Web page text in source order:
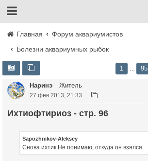
Главная
Форум аквариумистов
Болезни аквариумных рыбок
1 95
Наринэ Житель
27 фев 2013, 21:33
Ихтиофтириоз - стр. 96
Sapozhnikov-Aleksey
Снова ихтик Не понимаю, откуда он взялся.